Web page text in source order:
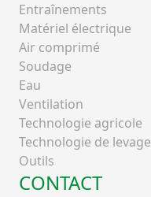
Entraînements
Matériel électrique
Air comprimé
Soudage
Eau
Ventilation
Technologie agricole
Technologie de levage
Outils
CONTACT